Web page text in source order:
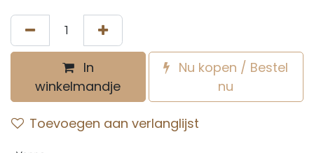
In
winkelmandje
Nu kopen / Bestel
nu
Toevoegen aan verlanglijst